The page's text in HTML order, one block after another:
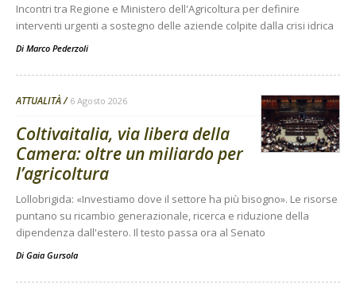
Incontri tra Regione e Ministero dell'Agricoltura per definire
interventi urgenti a sostegno delle aziende colpite dalla crisi idrica
Di Marco Pederzoli
ATTUALITÀ 6 Agosto 2026
Coltivaitalia, via libera della
Camera: oltre un miliardo per
l’agricoltura
Lollobrigida: «Investiamo dove il settore ha più bisogno». Le risorse
puntano su ricambio generazionale, ricerca e riduzione della
dipendenza dall'estero. Il testo passa ora al Senato
Di Gaia Gursola